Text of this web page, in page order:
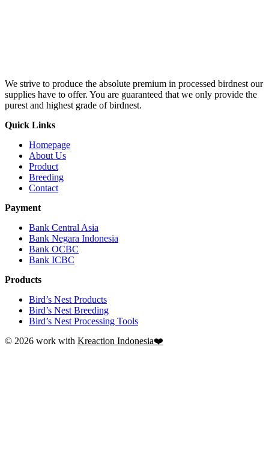
We strive to produce the absolute premium in processed birdnest our
supplies have to offer. You are guaranteed that we only provide the
purest and highest grade of birdnest.
Quick Links
Homepage
About Us
Product
Breeding
Contact
Payment
Bank Central Asia
Bank Negara Indonesia
Bank OCBC
Bank ICBC
Products
Bird’s Nest Products
Bird’s Nest Breeding
Bird’s Nest Processing Tools
© 2026 work with Kreaction Indonesia❤️